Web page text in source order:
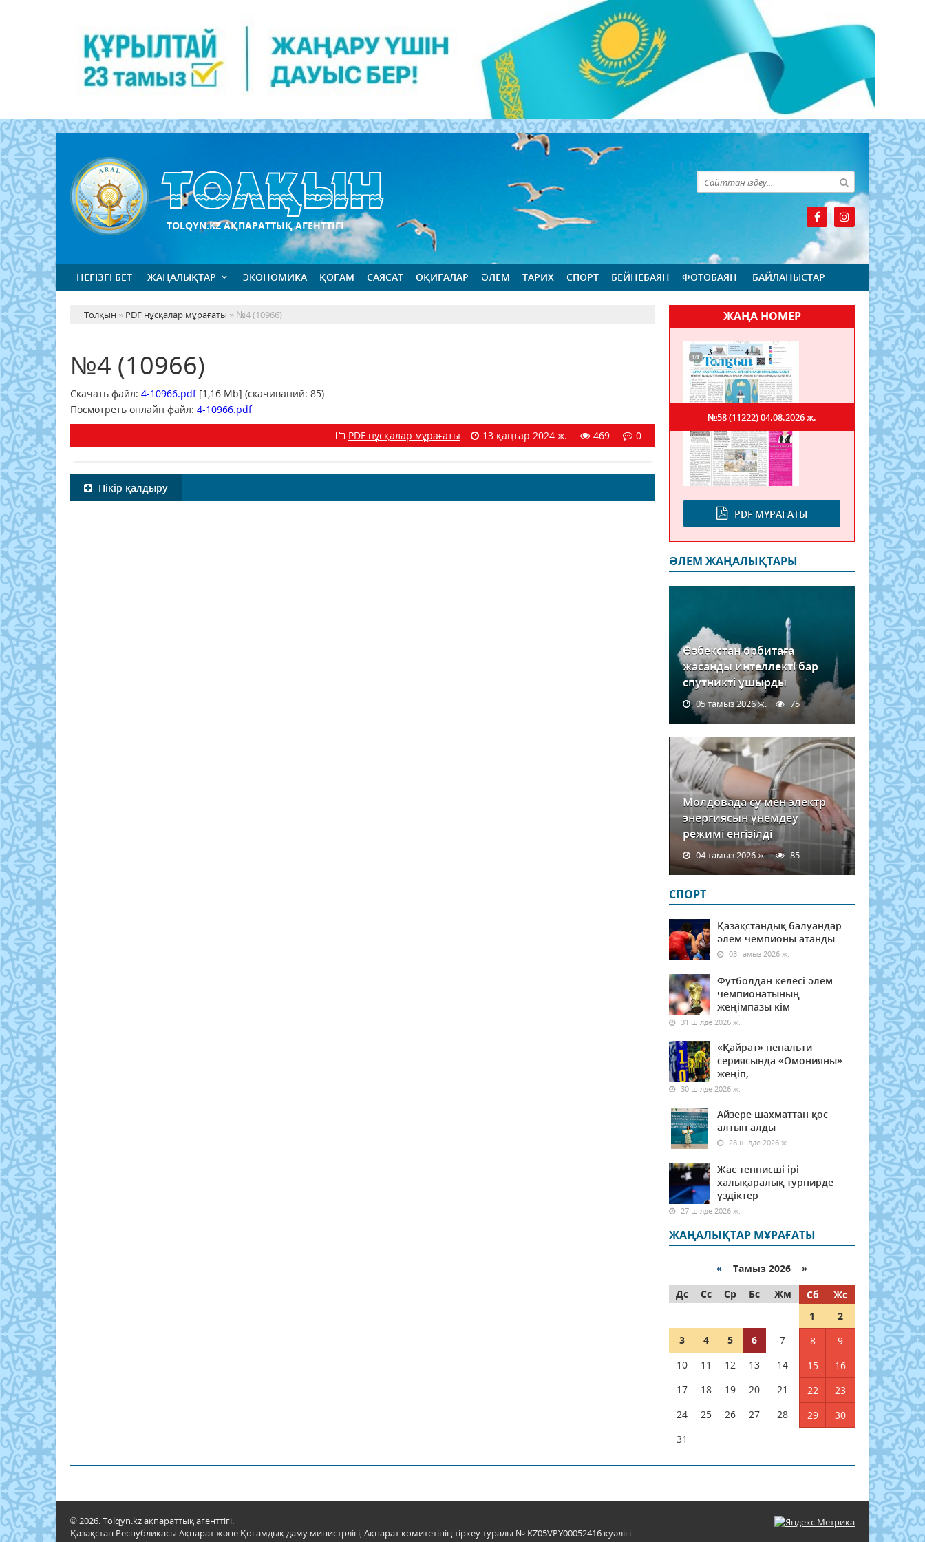
TOLQYN.KZ АҚПАРАТТЫҚ АГЕНТТІГІ
НЕГІЗГІ БЕТ ЖАҢАЛЫҚТАР ЭКОНОМИКА ҚОҒАМ САЯСАТ ОҚИҒАЛАР ӘЛЕМ ТАРИХ СПОРТ БЕЙНЕБАЯН ФОТОБАЯН БАЙЛАНЫСТАР
Толқын » PDF нұсқалар мұрағаты » №4 (10966)
№4 (10966)
Скачать файл: 4-10966.pdf[1,16 Mb] (cкачиваний: 85)
Посмотреть онлайн файл: 4-10966.pdf
PDF нұсқалар мұрағаты
13 қаңтар 2024 ж. 469 0
Пікір қалдыру
ЖАҢА НОМЕР
PDF МҰРАҒАТЫ
№58 (11222)04.08.2026 ж.
ӘЛЕМ ЖАҢАЛЫҚТАРЫ
Өзбекстан орбитаға
жасанды интеллекті бар
спутникті ұшырды
05 тамыз 2026 ж. 75
Молдовада су мен электр
энергиясын үнемдеу
режимі енгізілді
04 тамыз 2026 ж. 85
СПОРТ
Қазақстандық балуандар
әлем чемпионы атанды
03 тамыз 2026 ж.
Футболдан келесі әлем
чемпионатының
жеңімпазы кім
31 шілде 2026 ж.
«Қайрат» пенальти
сериясында «Омонияны»
жеңіп,
30 шілде 2026 ж.
Айзере шахматтан қос
алтын алды
28 шілде 2026 ж.
Жас теннисші ірі
халықаралық турнирде
үздіктер
27 шілде 2026 ж.
ЖАҢАЛЫҚТАР МҰРАҒАТЫ
« Тамыз 2026 »
Дс
Сс Ср Бс Жм Сб
Жс
1
2
3
4 5 6 7 8
9
10
11 12 13 14 15
16
17
18 19 20 21 22
23
24
25 26 27 28 29
30
31
© 2026. Tolqyn.kz ақпараттық агенттігі.
Қазақстан Республикасы Ақпарат және Қоғамдық даму министрлігі, Ақпарат комитетінің тіркеу туралы № KZ05VPY00052416 куәлігі